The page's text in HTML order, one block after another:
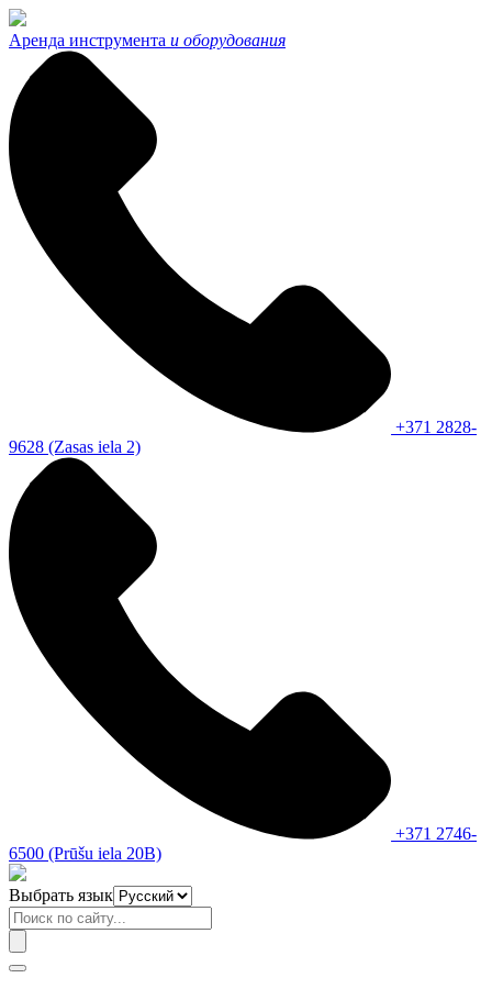
Аренда инструмента и оборудования
+371 2828-
9628 (Zasas iela 2)
+371 2746-
6500 (Prūšu iela 20B)
Выбрать язык